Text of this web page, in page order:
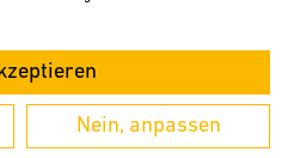
Nein, anpassen